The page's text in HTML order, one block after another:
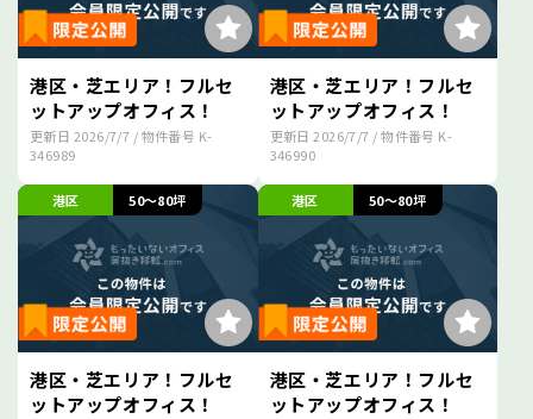
港区・芝エリア！フルセ
ットアップオフィス！
更新日 2026/7/7 / 物件番号 K-
346989
港区・芝エリア！フルセ
ットアップオフィス！
更新日2026/7/7 / 物件番号 K-
346990
港区 50～80坪
港区・芝エリア！フルセ
ットアップオフィス！
港区 50～80坪
港区・芝エリア！フルセ
ットアップオフィス！